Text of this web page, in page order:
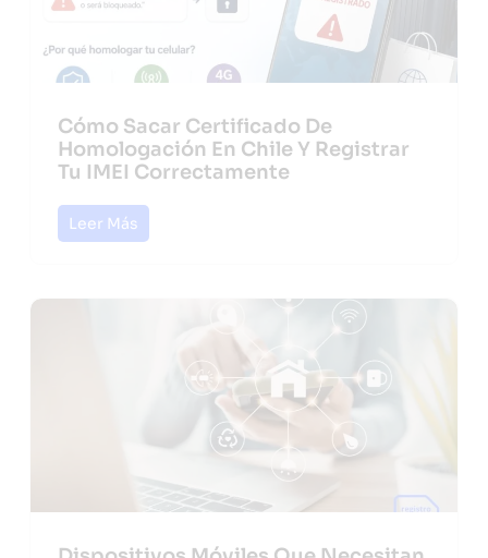
Cómo Sacar Certificado De
Homologación En Chile Y Registrar
Tu IMEI Correctamente
Leer Más